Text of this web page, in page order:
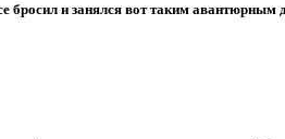
бросил и занялся вот таким авантюрным